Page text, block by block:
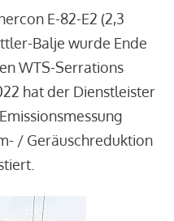
E-82-E2 (2,3
Balje wurde Ende
WTS-Serrations
hat der Dienstleister
/ Geräuschreduktion